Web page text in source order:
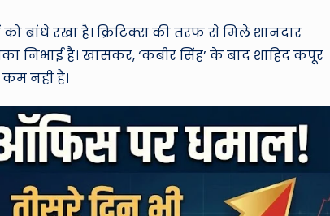
बांधे रखा है। क्रिटिक्स की तरफ से मिले शानदार
है। खासकर, ‘कबीर सिंह’ के बाद शाहिद कपूर
नहीं है।